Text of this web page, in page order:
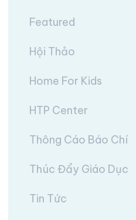
Featured
Hội Thảo
Home For Kids
HTP Center
Thông Cáo Báo Chí
Thúc Đẩy Giáo Dục
Tin Tức